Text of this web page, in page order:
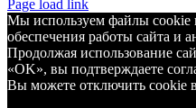
Page load link
Мы используем файлы cookie
обеспечения работы сайта и
Продолжая использование
«OK», вы подтверждаете
Вы можете отключить cookie в